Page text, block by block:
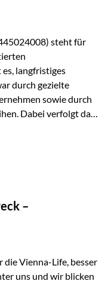
die Industrie.
steht für
langfristiges
durch gezielte
sowie durch
Dabei verfolgt das
die
Vienna-Life steht
langfristig
Fokus auf
und nachhaltige
Value Investing
–
die Vienna-Life, besser
uns und wir blicken